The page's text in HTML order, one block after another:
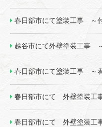
春日部市にて塗装工事 ～
越谷市にて外壁塗装工事
春日部市にて塗装工事 ～
春日部市にて 外壁塗装工
春日部市にて 外壁塗装工